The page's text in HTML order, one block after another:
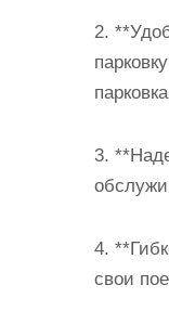
2.
3.
4.
свои